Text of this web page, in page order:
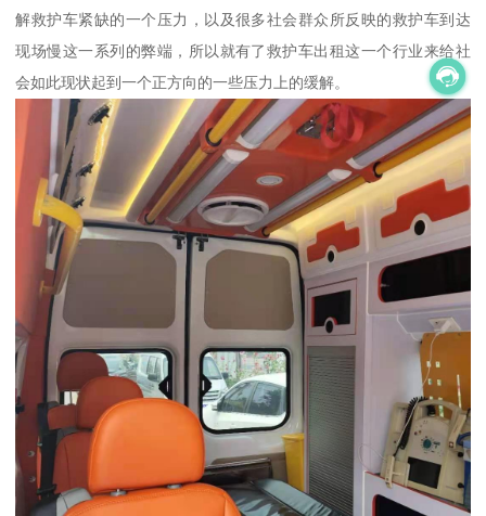
解救护车紧缺的一个压力，以及很多社会群众所反映的救护车到达
现场慢这一系列的弊端，所以就有了救护车出租这一个行业来给社
会如此现状起到一个正方向的一些压力上的缓解。